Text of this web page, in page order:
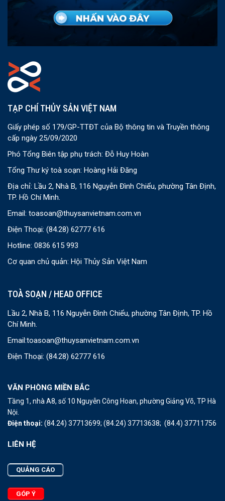
TẠP CHÍ THỦY SẢN VIỆT NAM
Giấy phép số 179/GP-TTĐT của Bộ thông tin và Truyền thông
cấp ngày 25/09/2020
Phó Tổng Biên tập phụ trách: Đỗ Huy Hoàn
Tổng Thư ký toà soạn: Hoàng Hải Đăng
Địa chỉ: Lầu 2, Nhà B, 116 Nguyễn Đình Chiểu, phường Tân Định,
TP. Hồ Chí Minh.
Email: toasoan@thuysanvietnam.com.vn
Điện Thoại: (84.28) 62777 616
Hotline: 0836 615 993
Cơ quan chủ quản: Hội Thủy Sản Việt Nam
TOÀ SOẠN / HEAD OFFICE
Lầu 2, Nhà B, 116 Nguyễn Đình Chiểu, phường Tân Định, TP. Hồ
Chí Minh.
Email:toasoan@thuysanvietnam.com.vn
Điện Thoại: (84.28) 62777 616
VĂN PHÒNG MIỀN BẮC
Tầng 1, nhà A8, số 10 Nguyễn Công Hoan, phường Giảng Võ, TP Hà
Nội.
Điện thoại: (84.24) 37713699; (84.24) 37713638; (84.4) 37711756
LIÊN HỆ
QUẢNG CÁO
GÓP Ý